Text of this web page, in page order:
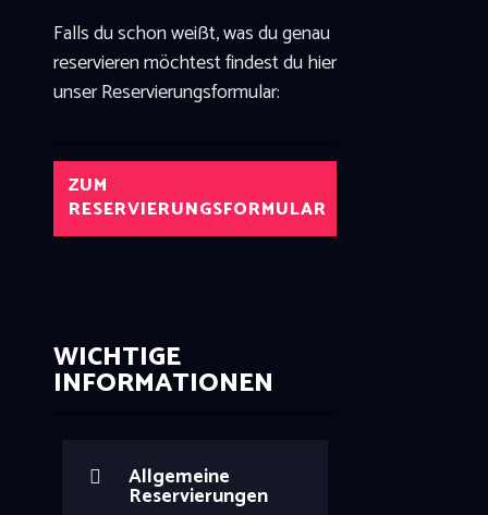
Falls du schon weißt, was du genau
reservieren möchtest findest du hier
unser Reservierungsformular:
ZUM
RESERVIERUNGSFORMULAR
WICHTIGE
INFORMATIONEN
Allgemeine
Reservierungen